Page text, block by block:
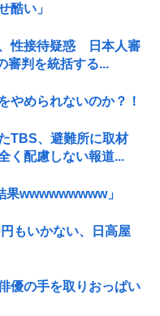
酷い」
、性接待疑惑 日本人審
審判を統括する...
やめられないのか？！
TBS、避難所に取材
く配慮しない報道...
果wwwwwwwww」
もいかない、日高屋
優の手を取りおっぱい